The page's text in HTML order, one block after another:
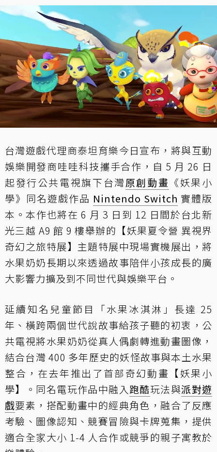
台灣遊戲代理商泰坦育樂今日宣布，將與互動
娛樂開發商哇哇科技攜手合作，自 5 月 26 日
起發行公共電視旗下台灣原創動畫 《妖果小
學》同名遊戲作品 Nintendo Switch 實體版
本。本作也將在 6 月 3 日到 12 日間於台北新
光三越 A9 館 9 樓舉辦的【妖果夏令營 異視界
奇幻之旅特展】主題特展中現場實機展出，將
水果奶奶長期以來透過故事陪伴小孩成長的廣
大影響力擴及到不同世代與娛樂平台。
延續知名兒童節目「水果冰淇淋」長達 25
年、橫跨兩個世代說故事給孩子聽的初衷，公
共電視將水果奶奶從真人偶劇轉進動畫圖像，
結合台灣 400 多年歷史的妖怪故事與本土水果
整合，在去年推出了首部奇幻動畫【妖果小
學】。同名電玩作品中融入跑酷玩法與派對遊
戲要素，搭配動畫中的經典角色，融合了反應
考驗、圖像認知、競賽冒險與卡牌蒐集，提供
適合全家大小 1-4 人合作或競爭的親子寓教於